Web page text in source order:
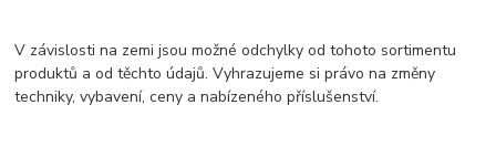
V závislosti na zemi jsou možné odchylky od tohoto sortimentu
produktů a od těchto údajů. Vyhrazujeme si právo na změny
techniky, vybavení, ceny a nabízeného příslušenství.